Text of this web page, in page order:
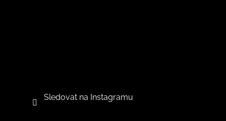
Sledovat na Instagramu